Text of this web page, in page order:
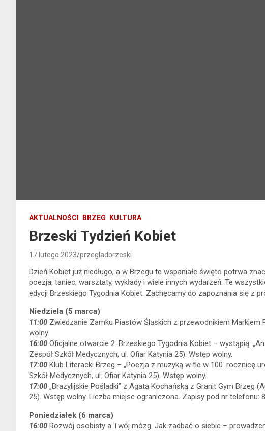
AKTUALNOŚCI BRZEG KULTURA
Brzeski Tydzień Kobiet
17 lutego 2023 przegladbrzeski
Dzień Kobiet już niedługo, a w Brzegu te wspaniałe święto potrwa
poezja, taniec, warsztaty, wykłady i wiele innych wydarzeń. Te
edycji Brzeskiego Tygodnia Kobiet. Zachęcamy do zapoznania się z
Niedziela (5 marca)
11:00 Zwiedzanie Zamku Piastów Śląskich z przewodnikiem
wolny.
16:00 Oficjalne otwarcie 2. Brzeskiego Tygodnia Kobiet – wystąpią:
Zespół Szkół Medycznych, ul. Ofiar Katynia 25). Wstęp wolny.
17:00 Klub Literacki Brzeg – „Poezja z muzyką w tle w 100. rocznicę
Szkół Medycznych, ul. Ofiar Katynia 25). Wstęp wolny.
17:00 „Brazylijskie Pośladki” z Agatą Kochańską z Granit Gym Brzeg
25). Wstęp wolny. Liczba miejsc ograniczona. Zapisy pod nr telefonu:
Poniedziałek (6 marca)
16:00 Rozwój osobisty a Twój mózg. Jak zadbać o siebie –